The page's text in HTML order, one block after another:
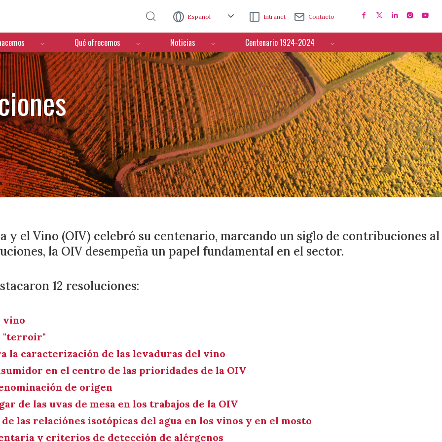
Español Intranet Contacto
Qué ofrecemos Noticias Centenario 1924-2024
y el Vino (OIV) celebró su centenario, marcando un siglo de contribuciones al
la OIV desempeña un papel fundamental en el sector.
12 resoluciones:
vino
"terroir"
la caracterización de las levaduras del vino
en el centro de las prioridades de la OIV
de origen
de las uvas de mesa en los trabajos de la OIV
las relaciónes isotópicas del agua en los vinos y en el mosto
y criterios de detección de alérgenos